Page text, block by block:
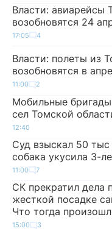
Власти:
возобновятся 24
17:05 4
Власти: полеты из
возобновятся в
11:00 2
Мобильные
сел Томской
12:40
Суд взыскал 50
собака укусила 3-
11:00 7
СК прекратил дела
жесткой посадке
Что тогда
15:00 3